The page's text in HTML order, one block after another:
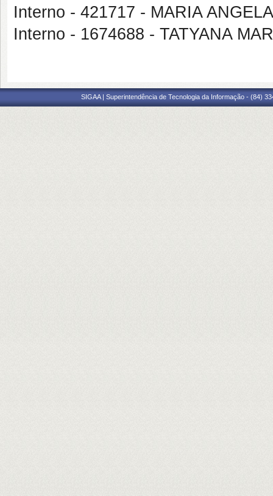
Interno - 421717 - MARIA
Interno - 1674688 - TATYANA
SIGAA | Superintendência de Tecnologia da Informação - (84)